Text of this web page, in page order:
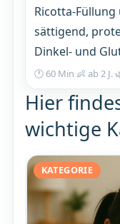
Ricotta-Füllung
sättigend,
Dinkel- und
🕐 60 Min·👶 ab 2 J.·
Hier
wichtige
KATEGORIE